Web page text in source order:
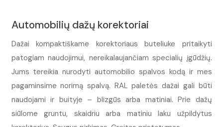
Automobilių dažų korektoriai
Dažai kompaktiškame korektoriaus buteliuke pritaikyti
patogiam naudojimui, nereikalaujančiam specialių įgūdžių.
Jums tereikia nurodyti automobilio spalvos kodą ir mes
pagaminsime norimą spalvą. RAL paletės dažai gali būti
naudojami ir buityje – blizgūs arba matiniai. Prie dažų
siūlome gruntu, skaidriu arba matiniu laku užpildytus